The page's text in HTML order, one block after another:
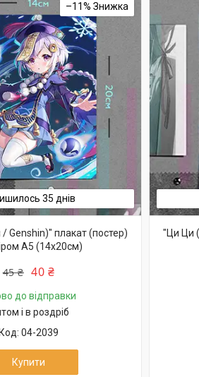
–11%
35 днів
Genshin)" плакат (постер)
А5 (14х20см)
45 ₴ 40 ₴
до відправки
і в роздріб
04-2039
Купити
"Ци Ци